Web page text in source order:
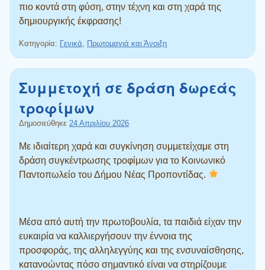
πιο κοντά στη φύση, στην τέχνη και στη χαρά της
δημιουργικής έκφρασης!
Κατηγορία: Γενικά Πρωτομαγιά και Άνοιξη
Συμμετοχή σε δράση δωρεάς
τροφίμων
Δημοσιεύθηκε 24 Απριλίου 2026
Με ιδιαίτερη χαρά και συγκίνηση συμμετείχαμε στη
δράση συγκέντρωσης τροφίμων για το Κοινωνικό
Παντοπωλείο του Δήμου Νέας Προποντίδας.
Μέσα από αυτή την πρωτοβουλία, τα παιδιά είχαν την
ευκαιρία να καλλιεργήσουν την έννοια της
προσφοράς, της αλληλεγγύης και της ενσυναίσθησης,
κατανοώντας πόσο σημαντικό είναι να στηρίζουμε